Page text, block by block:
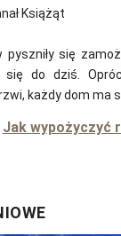
Książąt
pyszniły się
się do dziś.
każdy dom ma
Jak wypożyczyć